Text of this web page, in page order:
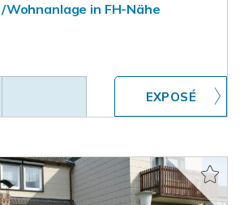
Wohnanlage in FH-Nähe